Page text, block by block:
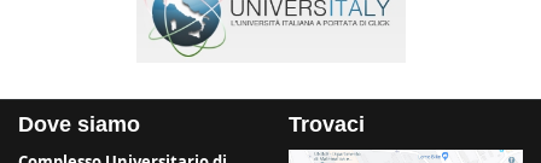
Dove siamo Trovaci